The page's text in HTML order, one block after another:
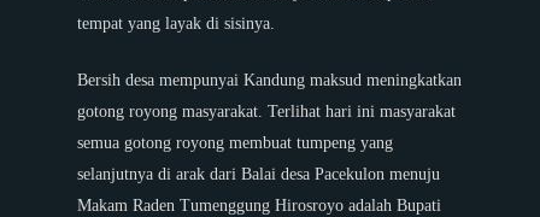
tempat yang layak di sisinya.
Bersih desa mempunyai Kandung maksud meningkatkan
gotong royong masyarakat. Terlihat hari ini masyarakat
semua gotong royong membuat tumpeng yang
selanjutnya di arak dari Balai desa Pacekulon menuju
Makam Raden Tumenggung Hirosroyo adalah Bupati